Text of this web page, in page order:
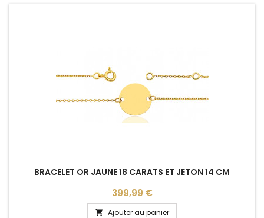
BRACELET OR JAUNE 18 CARATS ET JETON 14 CM
Prix
399,99 €
 Ajouter au panier